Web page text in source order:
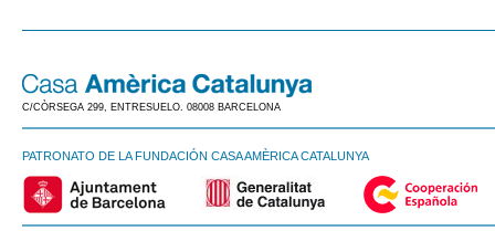
C/CÒRSEGA 299, ENTRESUELO. 08008 BARCELONA
PATRONATO DE LA FUNDACIÓN CASA AMÈRICA CATALUNYA